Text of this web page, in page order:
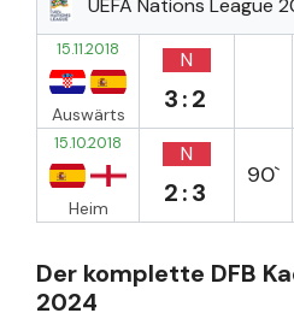
UEFA Nations League
15.11.2018
Auswärts
N
3:2
15.10.2018
Heim
N
2:3
90`
Der komplette DFB
2024